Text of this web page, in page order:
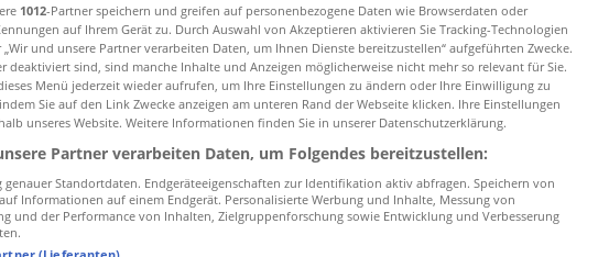
AccessoiresElektromärkteDrogerien und ParfümerieBaumärkte und
und BabyAuto, Motorrad und WerkstattKaufhäuserReisen und Freizeit
1012-Partner speichern und greifen auf personenbezogene Daten wie Browserdaten oder
auf Ihrem Gerät zu. Durch Auswahl von Akzeptieren aktivieren Sie Tracking-Technologien
und unsere Partner verarbeiten Daten, um Ihnen Dienste bereitzustellen“ aufgeführten Zwecke.
deaktiviert sind, sind manche Inhalte und Anzeigen möglicherweise nicht mehr so relevant für Sie.
Menü jederzeit wieder aufrufen, um Ihre Einstellungen zu ändern oder Ihre Einwilligung zu
Sie auf den Link Zwecke anzeigen am unteren Rand der Webseite klicken. Ihre Einstellungen
unseres Website. Weitere Informationen finden Sie in unserer Datenschutzerklärung.
Partner verarbeiten Daten, um Folgendes bereitzustellen:
genauer Standortdaten. Endgeräteeigenschaften zur Identifikation aktiv abfragen. Speichern von
Informationen auf einem Endgerät. Personalisierte Werbung und Inhalte, Messung von
und der Performance von Inhalten, Zielgruppenforschung sowie Entwicklung und Verbesserung